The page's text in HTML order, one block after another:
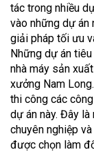
tác trong nhiều
vào những dự án
giải pháp tối ưu
Những dự án
nhà máy sản
xưởng Nam
thi công các
dự án này. Đây
chuyên nghiệp
được chọn làm